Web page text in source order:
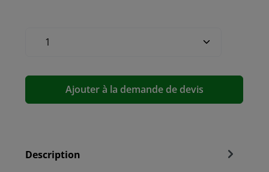
Ajouter à la demande de devis
Description